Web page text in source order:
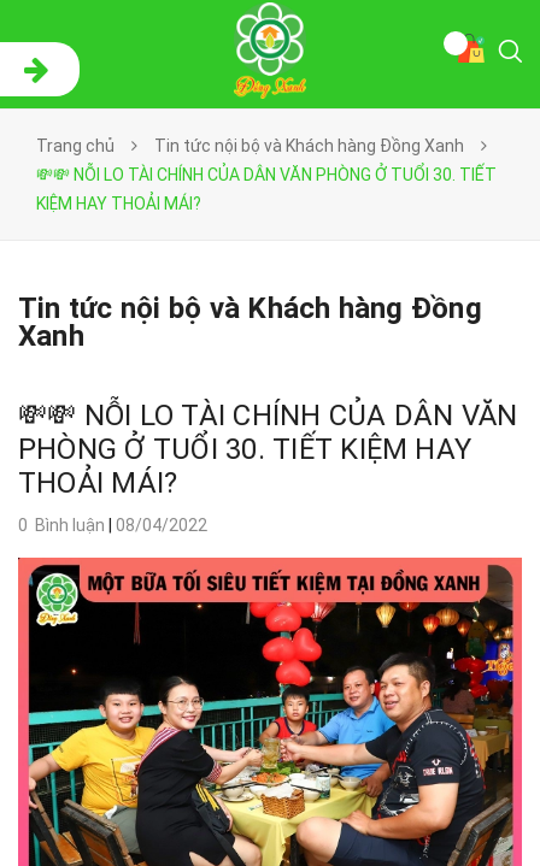
Trang chủ
Tin tức nội bộ và Khách hàng Đồng Xanh
💸💸 NỖI LO TÀI CHÍNH CỦA DÂN VĂN PHÒNG Ở TUỔI 30. TIẾT
KIỆM HAY THOẢI MÁI?
Tin tức nội bộ và Khách hàng Đồng
Xanh
💸💸 NỖI LO TÀI CHÍNH CỦA DÂN VĂN
PHÒNG Ở TUỔI 30. TIẾT KIỆM HAY
THOẢI MÁI?
0 Bình luận 08/04/2022